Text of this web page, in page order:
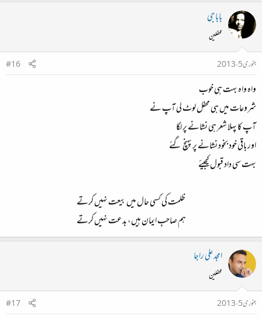
باباجی
محفلین
جنوری 5، 2013
#16
واہ واہ بہت ہی خوب
شروعات میں ہی محفل لوٹ لی آپ نے
آپ کا پہلا شعر ہی نشانے پر لگا
اور باقی خود بخود نشانے پر پہنچ گئے
بہت سی داد قبول کیجیئے
ظلمت کی کسی حال میں بیعت نہیں کرتے
ہم صاحبِ ایمان ہیں، بدعت نہیں کرتے​
امجد علی راجا
محفلین
جنوری 5، 2013
#17